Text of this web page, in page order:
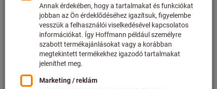
A kosárba
Raktáron